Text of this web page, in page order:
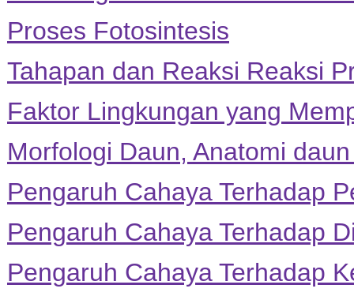
Proses Fotosintesis
Tahapan dan Reaksi Reaksi
Faktor Lingkungan yang
Morfologi Daun, Anatomi
Pengaruh Cahaya Terhadap
Pengaruh Cahaya Terhadap
Pengaruh Cahaya Terhadap